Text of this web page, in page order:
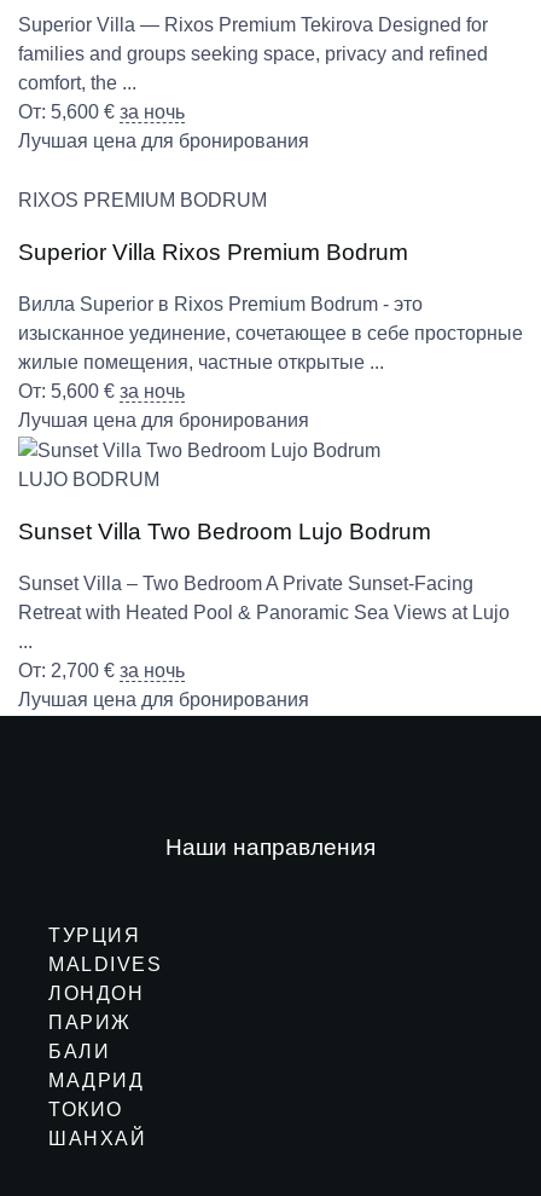
Superior Villa — Rixos Premium Tekirova Designed for
families and groups seeking space, privacy and refined
comfort, the ...
От: 5,600 € за ночь
Лучшая цена для бронирования
RIXOS PREMIUM BODRUM
Superior Villa Rixos Premium Bodrum
Вилла Superior в Rixos Premium Bodrum - это
изысканное уединение, сочетающее в себе просторные
жилые помещения, частные открытые ...
От: 5,600 € за ночь
Лучшая цена для бронирования
LUJO BODRUM
Sunset Villa Two Bedroom Lujo Bodrum
Sunset Villa – Two Bedroom A Private Sunset-Facing
Retreat with Heated Pool & Panoramic Sea Views at Lujo
...
От: 2,700 € за ночь
Лучшая цена для бронирования
Наши направления
ТУРЦИЯ
MALDIVES
ЛОНДОН
ПАРИЖ
БАЛИ
МАДРИД
ТОКИО
ШАНХАЙ